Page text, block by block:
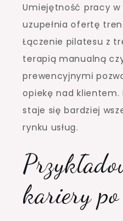
Umiejętność pracy
uzupełnia ofertę
Łączenie pilatesu z
terapią manualną
prewencyjnymi
opiekę nad
staje się bardziej
rynku usług.
kariery